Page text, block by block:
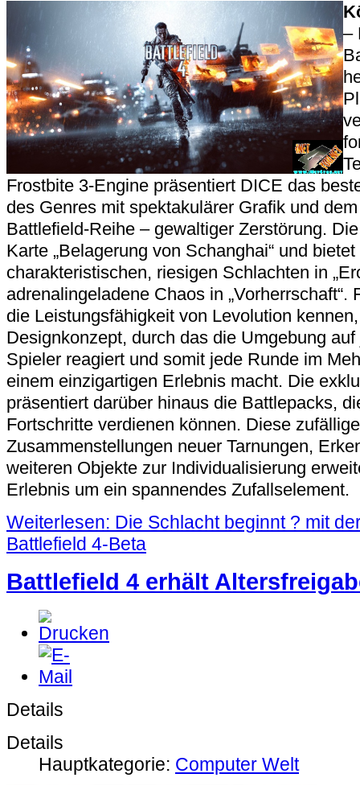
–
Frostbite 3-Engine präsentiert DICE das
des Genres mit spektakulärer Grafik und
Battlefield-Reihe – gewaltiger Zerstörung.
Karte „Belagerung von Schanghai“ und
charakteristischen, riesigen Schlachten in
adrenalingeladene Chaos in „Vorherrschaft“.
die Leistungsfähigkeit von Levolution
Designkonzept, durch das die Umgebung
Spieler reagiert und somit jede Runde im
einem einzigartigen Erlebnis macht. Die
präsentiert darüber hinaus die Battlepacks,
Fortschritte verdienen können. Diese
Zusammenstellungen neuer Tarnungen,
weiteren Objekte zur Individualisierung
Erlebnis um ein spannendes Zufallselement.
Weiterlesen: Die Schlacht beginnt ? mit
Battlefield 4-Beta
Battlefield 4 erhält
Details
Details
Hauptkategorie: Computer Welt